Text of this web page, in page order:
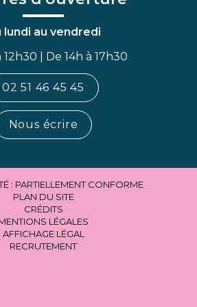
lundi au vendredi
12h30 | De 14h à 17h30
02 51 46 45 45
Nous écrire
: PARTIELLEMENT CONFORME
PLAN DU SITE
CRÉDITS
LÉGALES
AFFICHAGE LÉGAL
RECRUTEMENT